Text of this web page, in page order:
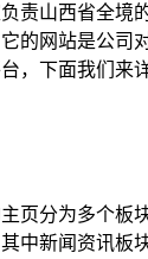
责山西省全境
的网站是公司
，下面我们来
页分为多个板
中新闻资讯板